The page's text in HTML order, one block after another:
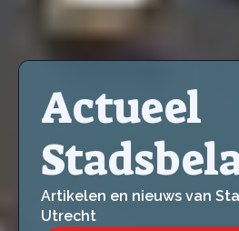
Actueel
Artikelen en nieuws van
Utrecht